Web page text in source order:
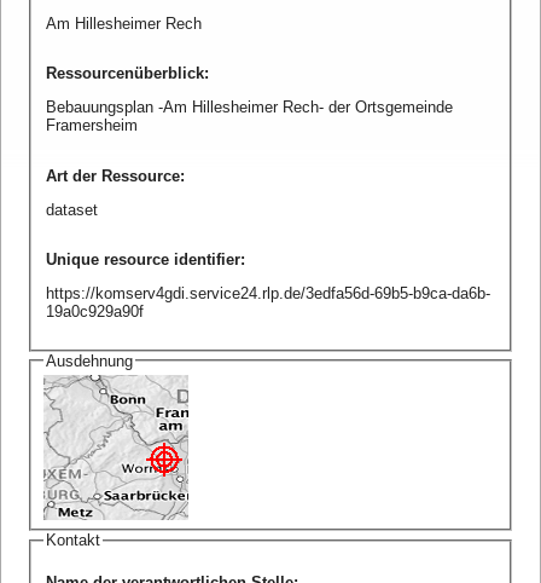
Am Hillesheimer Rech
Ressourcenüberblick:
Bebauungsplan -Am Hillesheimer Rech- der Ortsgemeinde
Framersheim
Art der Ressource:
dataset
Unique resource identifier:
https://komserv4gdi.service24.rlp.de/3edfa56d-69b5-b9ca-da6b-
19a0c929a90f
Ausdehnung
Kontakt